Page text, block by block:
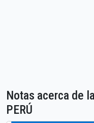
Notas acerca de
PERÚ